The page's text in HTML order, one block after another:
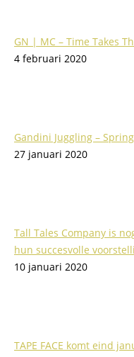
GN | MC – Time Takes
4 februari 2020
Gandini Juggling – Spring
27 januari 2020
Tall Tales Company is
hun succesvolle
10 januari 2020
TAPE FACE komt eind